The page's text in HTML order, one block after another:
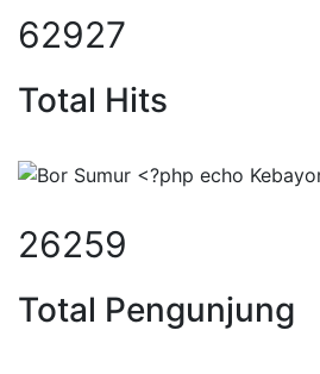
85834
Total Hits
36484
Total Pengunjung